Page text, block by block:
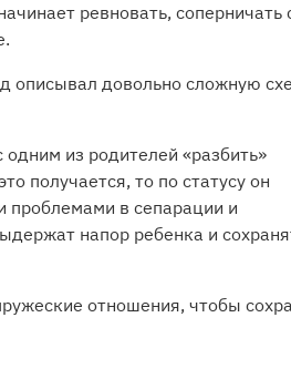
ревновать, соперничать
описывал довольно сложную
из родителей «разбить»
получается, то по статусу он
проблемами в сепарации и
напор ребенка и
отношения, чтобы